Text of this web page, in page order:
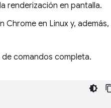
renderización en pantalla.
Chrome en Linux y, además,
comandos completa.